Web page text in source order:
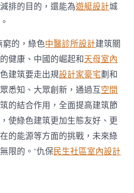
排的目的，還能為遊艇設計城
窮的，綠色中醫診所設計建筑關
健康、中國的崛起和天母室內
建筑要走出規設計家豪宅劃和
悉知、大眾創新，通過互空間
的結合作用，全面提高建筑節
使綠色建筑更加生態友好、更
的能源等方面的挑戰，未來綠
限的。”仇保民生社區室內設計